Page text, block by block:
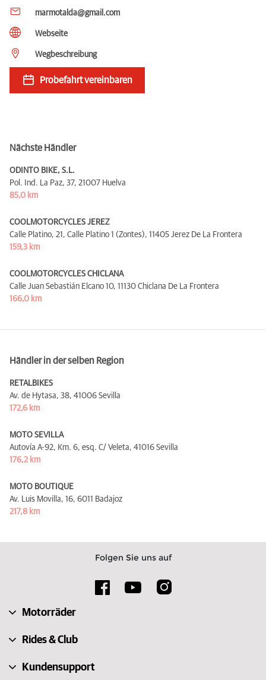
marmotalda@gmail.com
Webseite
Wegbeschreibung
Probefahrt vereinbaren
Nächste Händler
ODINTO BIKE, S.L.
Pol. Ind. La Paz, 37, 21007 Huelva
85,0 km
COOLMOTORCYCLES JEREZ
Calle Platino, 21, Calle Platino 1 (Zontes), 11405 Jerez De La Frontera
159,3 km
COOLMOTORCYCLES CHICLANA
Calle Juan Sebastián Elcano 10, 11130 Chiclana De La Frontera
166,0 km
Händler in der selben Region
RETALBIKES
Av. de Hytasa, 38, 41006 Sevilla
172,6 km
MOTO SEVILLA
Autovía A-92, Km. 6, esq. C/ Veleta, 41016 Sevilla
176,2 km
MOTO BOUTIQUE
Av. Luis Movilla, 16, 6011 Badajoz
217,8 km
Folgen Sie uns auf
Motorräder
Rides & Club
Kundensupport